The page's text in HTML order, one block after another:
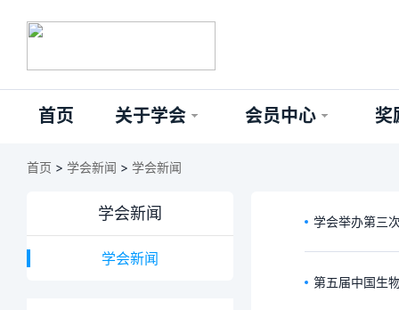
首页 关于学会 会员中心 奖
首页 > 学会新闻 > 学会新闻
学会新闻
学会新闻
学会举办第三
第五届中国生